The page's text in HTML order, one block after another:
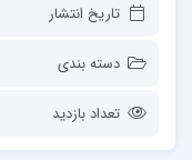
تاریخ انتشار
دسته بندی
تعداد بازدید